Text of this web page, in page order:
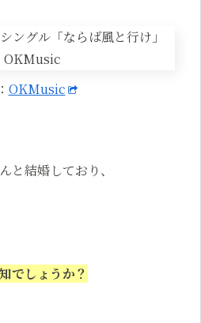
OKMusic
と結婚しており、
でしょうか？